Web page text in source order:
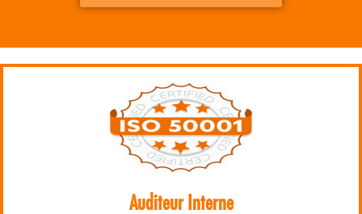
Auditeur Interne